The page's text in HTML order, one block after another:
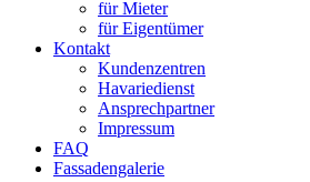
für Mieter
für Eigentümer
Kontakt
Kundenzentren
Havariedienst
Ansprechpartner
Impressum
FAQ
Fassadengalerie